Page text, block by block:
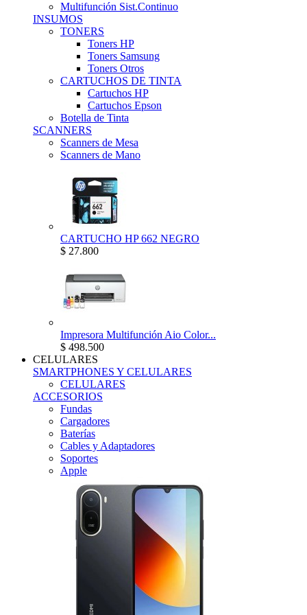
Multifunción Sist.Continuo
INSUMOS
TONERS
Toners HP
Toners Samsung
Toners Otros
CARTUCHOS DE TINTA
Cartuchos HP
Cartuchos Epson
Botella de Tinta
SCANNERS
Scanners de Mesa
Scanners de Mano
CARTUCHO HP 662 NEGRO
$ 27.800
Impresora Multifunción Aio Color...
$ 498.500
CELULARES
SMARTPHONES Y CELULARES
CELULARES
ACCESORIOS
Fundas
Cargadores
Baterías
Cables y Adaptadores
Soportes
Apple